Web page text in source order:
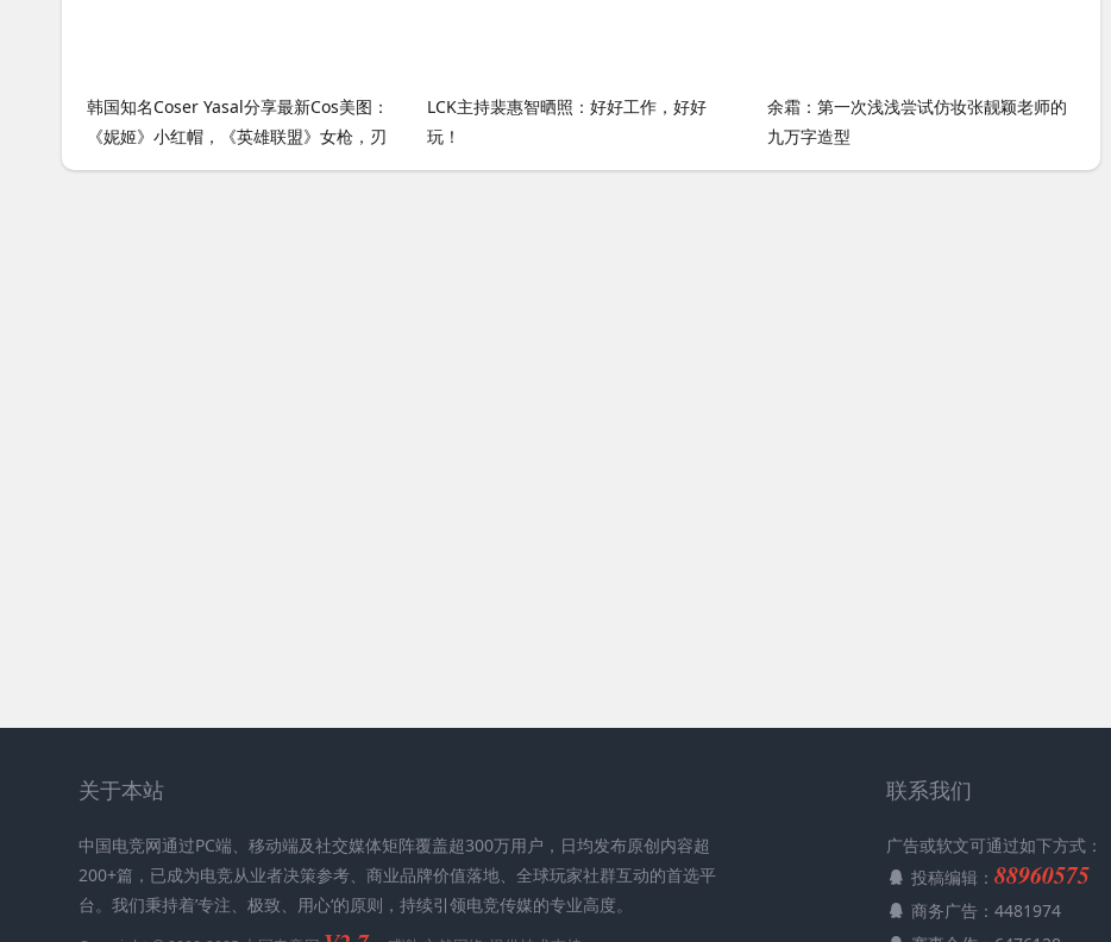
韩国知名Coser Yasal分享最新Cos美图：
《妮姬》小红帽，《英雄联盟》女枪，刃
影姐姐
LCK主持裴惠智晒照：好好工作，好好
玩！
余霜：第一次浅浅尝试仿妆张靓颖老师的
九万字造型
关于本站
中国电竞网通过PC端、移动端及社交媒体矩阵覆盖超300万用户，日均发布原创内容超
200+篇，已成为电竞从业者决策参考、商业品牌价值落地、全球玩家社群互动的首选平
台。我们秉持着’专注、极致、用心‘的原则，持续引领电竞传媒的专业高度。
联系我们
广告或软文可通过如下方式：
投稿编辑： 88960575
商务广告：4481974